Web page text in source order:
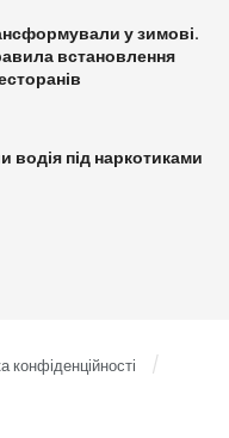
у зимові.
встановлення
водія під наркотиками
конфіденційності